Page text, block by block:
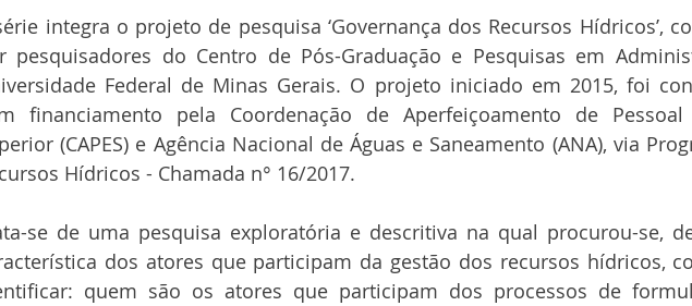
integra o projeto de pesquisa ‘Governança dos Recursos Hídricos’,
pesquisadores do Centro de Pós-Graduação e Pesquisas em
Federal de Minas Gerais. O projeto iniciado em 2015, foi
financiamento pela Coordenação de Aperfeiçoamento de
(CAPES) e Agência Nacional de Águas e Saneamento (ANA), via
Hídricos - Chamada n° 16/2017.
se de uma pesquisa exploratória e descritiva na qual procurou-se,
dos atores que participam da gestão dos recursos hídricos,
quem são os atores que participam dos processos de